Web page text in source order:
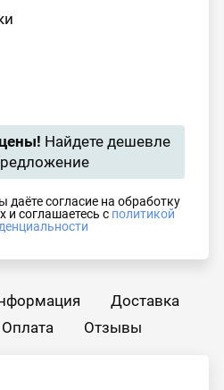
Найдете дешевле
согласие на обработку
и соглашаетесь с политикой
Доставка
Оплата Отзывы